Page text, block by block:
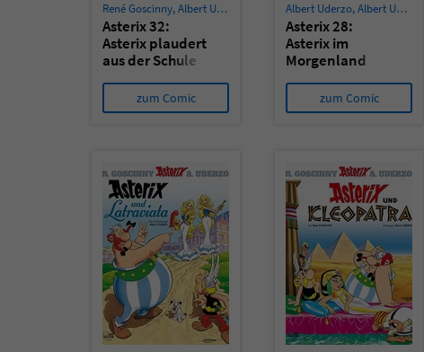
René Goscinny,Albert Uderzo Albert Uderzo
Asterix 32:
Asterix plaudert
aus der Schule
zum Comic
Albert Uderzo,Albert Uderzo
Asterix 28:
Asterix im
Morgenland
zum Comic